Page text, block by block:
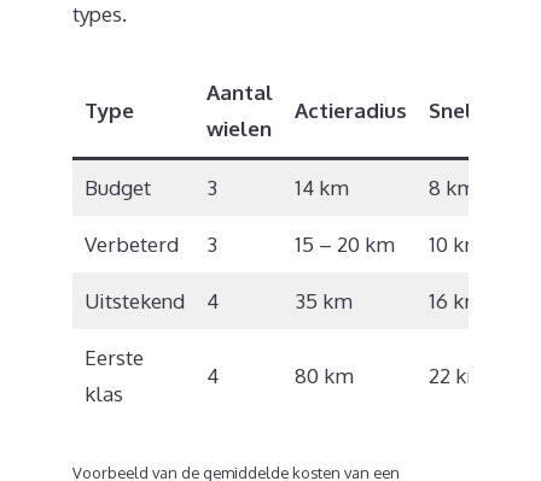
types.
Type
Aantal
wielen
Actieradius Snelheid
Budget 3 14 km 8 km/u
Verbeterd 3 15 – 20 km 10 km/u
Uitstekend 4 35 km 16 km/u
Eerste
klas
4 80 km 22 km/u
Voorbeeld van de gemiddelde kosten van een